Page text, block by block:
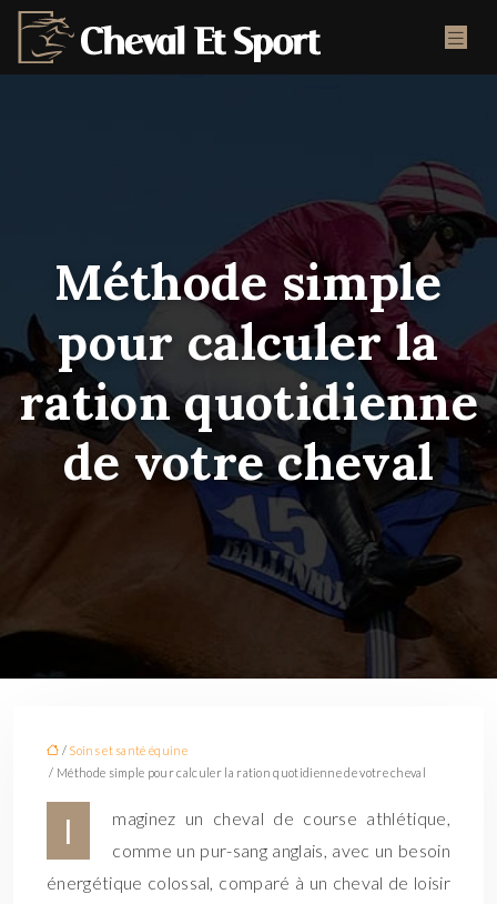
Méthode simple
pour calculer la
ration quotidienne
de votre cheval
/ Soins et santé équine
/ Méthode simple pour calculer la ration quotidienne de votre cheval
I
maginez un cheval de course athlétique,
comme un pur-sang anglais, avec un besoin
énergétique colossal, comparé à un cheval de loisir